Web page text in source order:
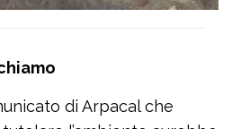
di Arpacal che